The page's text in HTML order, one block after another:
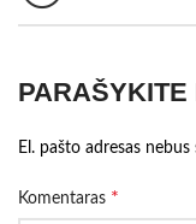
PARAŠYKITE
El. pašto adresas nebus
Komentaras *